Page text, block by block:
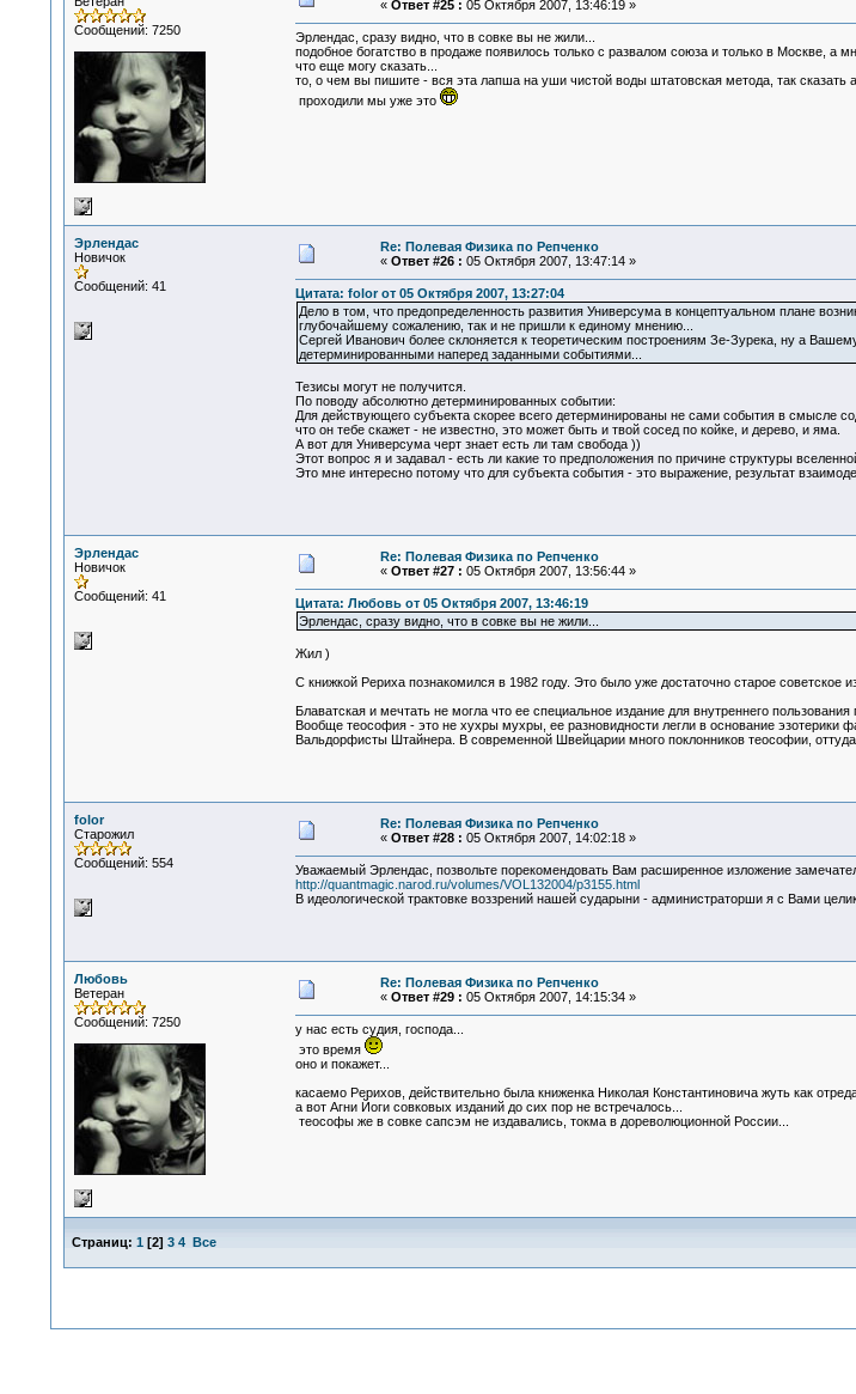
Сообщений: 7250
« Ответ #25 : 05 Октября 2007, 13:46:19 »
Эрлендас, сразу видно, что в совке вы не жили...
подобное богатство в продаже появилось только с развалом союза и только в Москве, а
что еще могу сказать...
то, о чем вы пишите - вся эта лапша на уши чистой воды штатовская метода, так сказать
проходили мы уже это
Эрлендас
Новичок
Сообщений: 41
Re: Полевая Физика по Репченко
« Ответ #26 : 05 Октября 2007, 13:47:14 »
Цитата: folor от 05 Октября 2007, 13:27:04
Дело в том, что предопределенность развития Универсума в концептуальном плане
глубочайшему сожалению, так и не пришли к единому мнению...
Сергей Иванович более склоняется к теоретическим построениям Зе-Зурека, ну а
детерминированными наперед заданными событиями...
Тезисы могут не получится.
По поводу абсолютно детерминированных событии:
Для действующего субъекта скорее всего детерминированы не сами события в смысле
что он тебе скажет - не известно, это может быть и твой сосед по койке, и дерево, и яма.
А вот для Универсума черт знает есть ли там свобода ))
Этот вопрос я и задавал - есть ли какие то предположения по причине структуры
Это мне интересно потому что для субъекта события - это выражение, результат
Эрлендас
Новичок
Сообщений: 41
Re: Полевая Физика по Репченко
« Ответ #27 : 05 Октября 2007, 13:56:44 »
Цитата: Любовь от 05 Октября 2007, 13:46:19
Эрлендас, сразу видно, что в совке вы не жили...
Жил )
С книжкой Рериха познакомился в 1982 году. Это было уже достаточно старое
Блаватская и мечтать не могла что ее специальное издание для внутреннего
Вообще теософия - это не хухры мухры, ее разновидности легли в основание
Вальдорфисты Штайнера. В современной Швейцарии много поклонников теософии, оттуда
folor
Старожил
Сообщений: 554
Re: Полевая Физика по Репченко
« Ответ #28 : 05 Октября 2007, 14:02:18 »
Уважаемый Эрлендас, позвольте порекомендовать Вам расширенное изложение
http://quantmagic.narod.ru/volumes/VOL132004/p3155.html
В идеологической трактовке воззрений нашей сударыни - администраторши я с Вами
Любовь
Ветеран
Сообщений: 7250
Re: Полевая Физика по Репченко
« Ответ #29 : 05 Октября 2007, 14:15:34 »
у нас есть судия, господа...
это время
оно и покажет...
касаемо Рерихов, действительно была книженка Николая Константиновича жуть как
а вот Агни Йоги совковых изданий до сих пор не встречалось...
теософы же в совке сапсэм не издавались, токма в дореволюционной России...
Страниц: 1 [2] 3 4 Все